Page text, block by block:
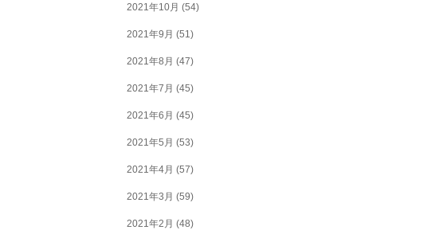
2021年10月 (54)
2021年9月 (51)
2021年8月 (47)
2021年7月 (45)
2021年6月 (45)
2021年5月 (53)
2021年4月 (57)
2021年3月 (59)
2021年2月 (48)